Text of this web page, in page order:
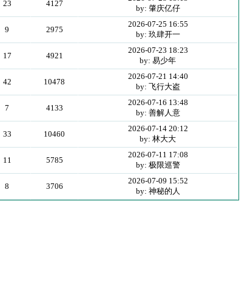
23 4127
by: 肇庆亿仔
9 2975
2026-07-25 16:55
by: 玖肆开一
17 4921
2026-07-23 18:23
by: 易少年
42 10478
2026-07-21 14:40
by: 飞行大盗
7 4133
2026-07-16 13:48
by: 善解人意
33 10460
2026-07-14 20:12
by: 林大大
11 5785
2026-07-11 17:08
by: 极限巡警
8 3706
2026-07-09 15:52
by: 神秘的人